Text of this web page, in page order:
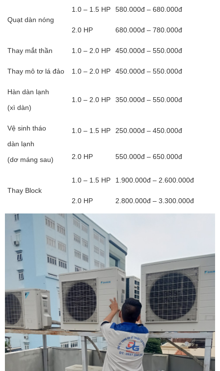
Quạt dàn nóng
1.0 – 1.5 HP 580.000đ – 680.000đ
2.0 HP 680.000đ – 780.000đ
Thay mắt thần 1.0 – 2.0 HP 450.000đ – 550.000đ
Thay mô tơ lá đảo 1.0 – 2.0 HP 450.000đ – 550.000đ
Hàn dàn lạnh
(xì dàn)
1.0 – 2.0 HP 350.000đ – 550.000đ
Vệ sinh tháo
dàn lạnh
(dơ máng sau)
1.0 – 1.5 HP 250.000đ – 450.000đ
2.0 HP 550.000đ – 650.000đ
Thay Block
1.0 – 1.5 HP 1.900.000đ – 2.600.000đ
2.0 HP 2.800.000đ – 3.300.000đ